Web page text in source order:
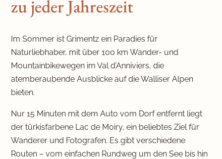
zu jeder Jahreszeit
Im Sommer ist Grimentz ein Paradies für
Naturliebhaber, mit über 100 km Wander- und
Mountainbikewegen im Val d’Anniviers, die
atemberaubende Ausblicke auf die Walliser Alpen
bieten.
Nur 15 Minuten mit dem Auto vom Dorf entfernt liegt
der türkisfarbene Lac de Moiry, ein beliebtes Ziel für
Wanderer und Fotografen. Es gibt verschiedene
Routen – vom einfachen Rundweg um den See bis hin